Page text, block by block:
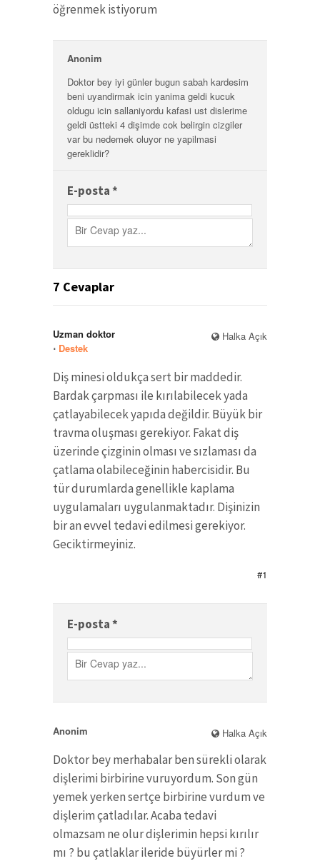
öğrenmek istiyorum
Anonim
Doktor bey iyi günler bugun sabah kardesim
beni uyandirmak icin yanima geldi kucuk
oldugu icin sallaniyordu kafasi ust dislerime
geldi üstteki 4 dişimde cok belirgin cizgiler
var bu nedemek oluyor ne yapilmasi
gereklidir?
E-posta*
7 Cevaplar
Halka Açık
Uzman doktor
⋅ Destek
Diş minesi oldukça sert bir maddedir.
Bardak çarpması ile kırılabilecek yada
çatlayabilecek yapıda değildir. Büyük bir
travma oluşması gerekiyor. Fakat diş
üzerinde çizginin olması ve sızlaması da
çatlama olabileceğinin habercisidir. Bu
tür durumlarda genellikle kaplama
uygulamaları uygulanmaktadır. Dişinizin
bir an evvel tedavi edilmesi gerekiyor.
Geciktirmeyiniz.
#1
E-posta*
Halka Açık
Anonim
Doktor bey merhabalar ben sürekli olarak
dişlerimi birbirine vuruyordum. Son gün
yemek yerken sertçe birbirine vurdum ve
dişlerim çatladılar. Acaba tedavi
olmazsam ne olur dişlerimin hepsi kırılır
mı ? bu çatlaklar ileride büyürler mi ?